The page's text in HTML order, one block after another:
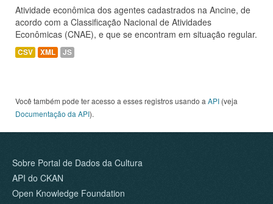
Atividade econômica dos agentes cadastrados na Ancine, de
acordo com a Classificação Nacional de Atividades
Econômicas (CNAE), e que se encontram em situação regular.
CSV XML JS
Você também pode ter acesso a esses registros usando a API (veja
Documentação da API).
Sobre Portal de Dados da Cultura
API do CKAN
Open Knowledge Foundation